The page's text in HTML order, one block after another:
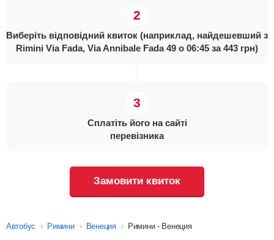
Виберіть відповідний квиток (наприклад, найдешевший з
Rimini Via Fada, Via Annibale Fada 49 о 06:45 за 443 грн)
Сплатіть його на сайті
перевізника
Замовити квиток
Автобус Римини Венеция Римини - Венеция